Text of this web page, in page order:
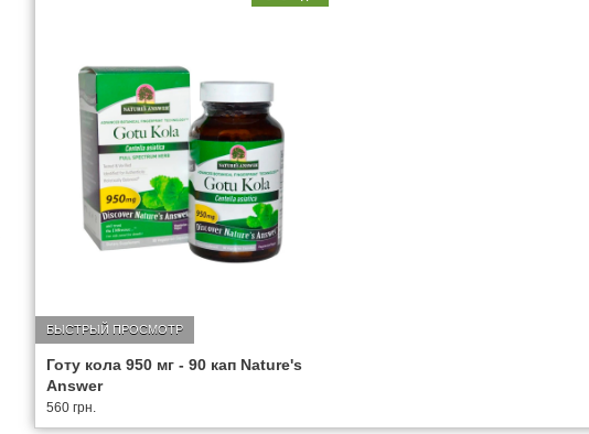
Готу кола 950 мг - 90 кап Nature's
Answer
БЫСТРЫЙ ПРОСМОТР
560 грн.